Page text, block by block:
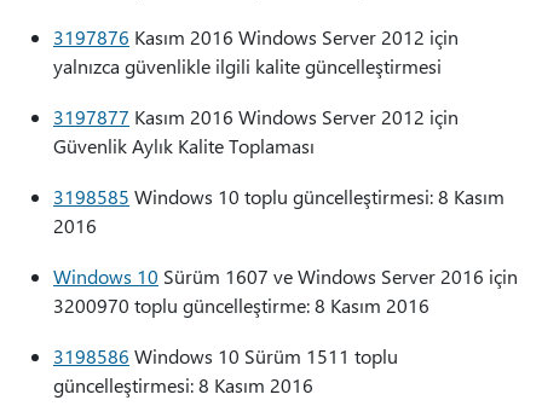
3197876 Kasım 2016 Windows Server 2012 için
yalnızca güvenlikle ilgili kalite güncelleştirmesi
3197877 Kasım 2016 Windows Server 2012 için
Güvenlik Aylık Kalite Toplaması
3198585 Windows 10 toplu güncelleştirmesi: 8 Kasım
2016
Windows 10 Sürüm 1607 ve Windows Server 2016 için
3200970 toplu güncelleştirme: 8 Kasım 2016
3198586 Windows 10 Sürüm 1511 toplu
güncelleştirmesi: 8 Kasım 2016